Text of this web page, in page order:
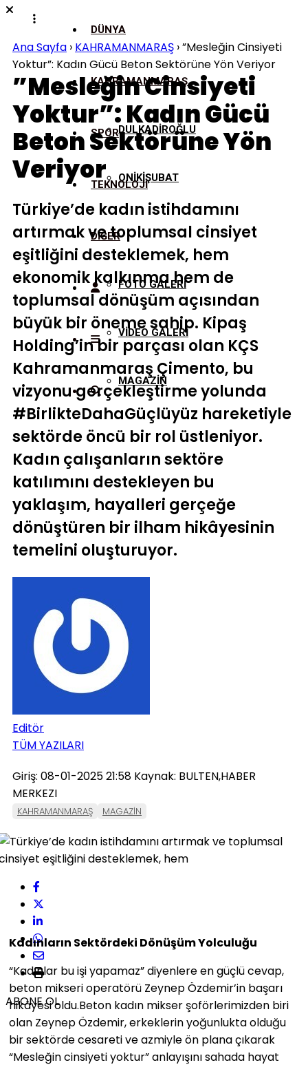
DÜNYA
KAHRAMANMARAŞ
DULKADİROĞLU
ONİKİŞUBAT
SPOR
TEKNOLOJİ
DİĞER
FOTO GALERİ
VİDEO GALERİ
MAGAZİN
Ana Sayfa › KAHRAMANMARAŞ ›”Mesleğin Cinsiyeti
Yoktur”: Kadın Gücü Beton Sektörüne Yön Veriyor
”Mesleğin Cinsiyeti
Yoktur”: Kadın Gücü
Beton Sektörüne Yön
Veriyor
Türkiye’de kadın istihdamını
artırmak ve toplumsal cinsiyet
eşitliğini desteklemek, hem
ekonomik kalkınma hem de
toplumsal dönüşüm açısından
büyük bir öneme sahip. Kipaş
Holding’in bir parçası olan KÇS
Kahramanmaraş Çimento, bu
vizyonu gerçekleştirme yolunda
#BirlikteDahaGüçlüyüz hareketiyle
sektörde öncü bir rol üstleniyor.
Kadın çalışanların sektöre
katılımını destekleyen bu
yaklaşım, hayalleri gerçeğe
dönüştüren bir ilham hikâyesinin
temelini oluşturuyor.
Editör
TÜM YAZILARI
Giriş: 08-01-2025 21:58 Kaynak: BULTEN,HABER
MERKEZI
KAHRAMANMARAŞ MAGAZİN
ABONE OL
Kadınların Sektördeki Dönüşüm Yolculuğu
“Kadınlar bu işi yapamaz” diyenlere en güçlü cevap,
beton mikseri operatörü Zeynep Özdemir’in başarı
hikâyesi oldu.Beton kadın mikser şoförlerimizden biri
olan Zeynep Özdemir, erkeklerin yoğunlukta olduğu
bir sektörde cesareti ve azmiyle ön plana çıkarak
“Mesleğin cinsiyeti yoktur” anlayışını sahada hayat